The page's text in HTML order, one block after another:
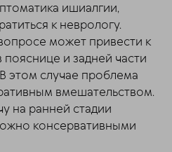
ишиалгии,
к неврологу.
может привести к
и задней части
этом случае проблема
вмешательством.
на ранней стадии
консервативными